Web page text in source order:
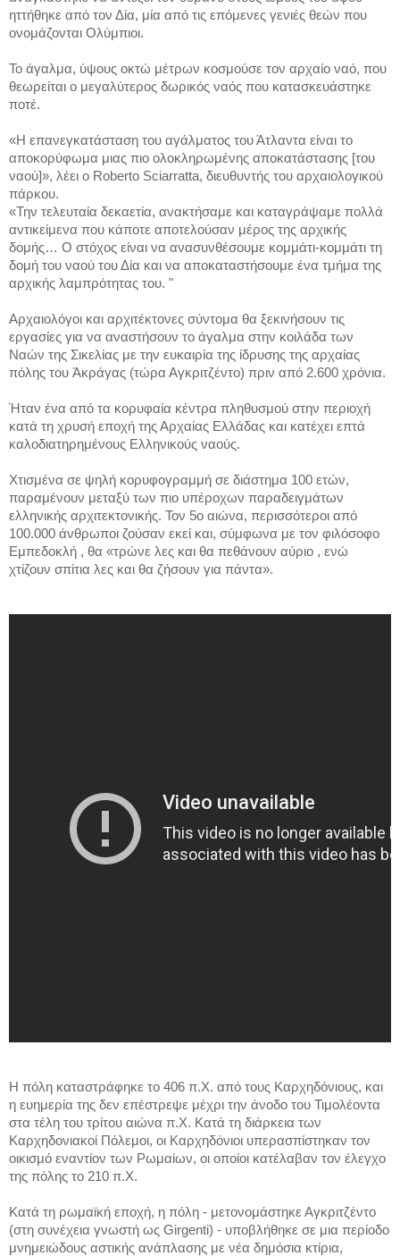
ηττήθηκε από τον Δία, μία από τις επόμενες γενιές θεών που
ονομάζονται Ολύμπιοι.
Το άγαλμα, ύψους οκτώ μέτρων κοσμούσε τον αρχαίο ναό, που
θεωρείται ο μεγαλύτερος δωρικός ναός που κατασκευάστηκε
ποτέ.
«Η επανεγκατάσταση του αγάλματος του Άτλαντα είναι το
αποκορύφωμα μιας πιο ολοκληρωμένης αποκατάστασης [του
ναού]», λέει ο Roberto Sciarratta, διευθυντής του αρχαιολογικού
πάρκου.
«Την τελευταία δεκαετία, ανακτήσαμε και καταγράψαμε πολλά
αντικείμενα που κάποτε αποτελούσαν μέρος της αρχικής
δομής… Ο στόχος είναι να ανασυνθέσουμε κομμάτι-κομμάτι τη
δομή του ναού του Δία και να αποκαταστήσουμε ένα τμήμα της
αρχικής λαμπρότητας του. "
Αρχαιολόγοι και αρχιτέκτονες σύντομα θα ξεκινήσουν τις
εργασίες για να αναστήσουν το άγαλμα στην κοιλάδα των
Ναών της Σικελίας με την ευκαιρία της ίδρυσης της αρχαίας
πόλης του Ἀκράγας (τώρα Αγκριτζέντο) πριν από 2.600 χρόνια.
Ήταν ένα από τα κορυφαία κέντρα πληθυσμού στην περιοχή
κατά τη χρυσή εποχή της Αρχαίας Ελλάδας και κατέχει επτά
καλοδιατηρημένους Ελληνικούς ναούς.
Χτισμένα σε ψηλή κορυφογραμμή σε διάστημα 100 ετών,
παραμένουν μεταξύ των πιο υπέροχων παραδειγμάτων
ελληνικής αρχιτεκτονικής. Τον 5ο αιώνα, περισσότεροι από
100.000 άνθρωποι ζούσαν εκεί και, σύμφωνα με τον φιλόσοφο
Εμπεδοκλή , θα «τρώνε λες και θα πεθάνουν αύριο , ενώ
χτίζουν σπίτια λες και θα ζήσουν για πάντα».
Η πόλη καταστράφηκε το 406 π.Χ. από τους Καρχηδόνιους, και
η ευημερία της δεν επέστρεψε μέχρι την άνοδο του Τιμολέοντα
στα τέλη του τρίτου αιώνα π.Χ. Κατά τη διάρκεια των
Καρχηδονιακοί Πόλεμοι, οι Καρχηδόνιοι υπερασπίστηκαν τον
οικισμό εναντίον των Ρωμαίων, οι οποίοι κατέλαβαν τον έλεγχο
της πόλης το 210 π.Χ.
Κατά τη ρωμαϊκή εποχή, η πόλη - μετονομάστηκε Αγκριτζέντο
(στη συνέχεια γνωστή ως Girgenti) - υποβλήθηκε σε μια περίοδο
μνημειώδους αστικής ανάπλασης με νέα δημόσια κτίρια,